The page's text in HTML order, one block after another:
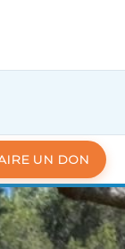
UN DON